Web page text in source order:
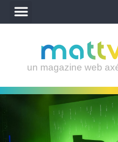
un magazine web